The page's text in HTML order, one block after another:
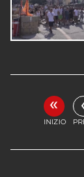
«
INIZIO